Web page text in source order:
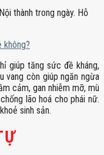
thành trong ngày. Hỗ
không?
giúp tăng sức đề kháng,
vang còn giúp ngăn ngừa
cảm, gan nhiễm mỡ, mù
lão hoá cho phái nữ.
sinh sản.